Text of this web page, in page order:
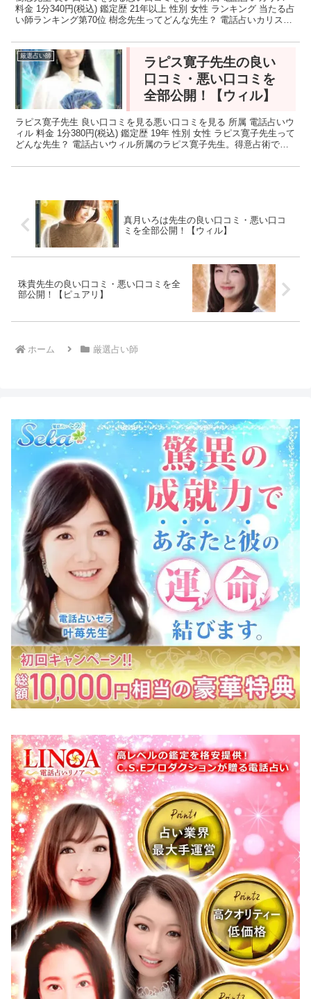
料金 1分340円(税込) 鑑定歴 21年以上 性別 女性 ランキング 当たる占
い師ランキング第70位 樹念先生ってどんな先生？ 電話占いカリスの
厳選占い師
ラピス寛子先生の良い
口コミ・悪い口コミを
全部公開！【ウィル】
ラピス寛子先生 良い口コミを見る悪い口コミを見る 所属 電話占いウ
ィル 料金 1分380円(税込) 鑑定歴 19年 性別 女性 ラピス寛子先生って
どんな先生？ 電話占いウィル所属のラピス寛子先生。得意占術であ
真月いろは先生の良い口コミ・悪い口コ
ミを全部公開！【ウィル】
珠貴先生の良い口コミ・悪い口コミを全
部公開！【ピュアリ】
ホーム 厳選占い師